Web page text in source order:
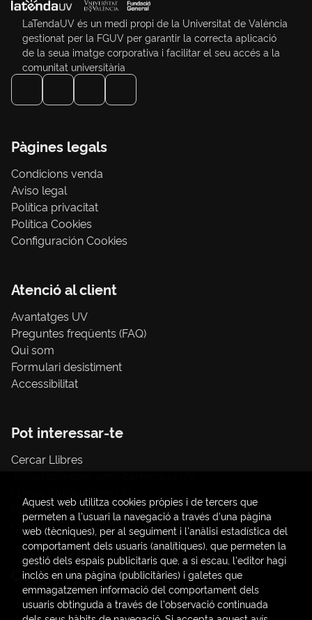
LaTendaUV és un medi propi de la Universitat de València
gestionat per la FGUV per garantir la correcta aplicació
de la seua imatge corporativa i facilitar el seu accés a la
comunitat universitària
Pàgines legals
Condicions venda
Aviso legal
Política privacitat
Política Cookies
Configuración Cookies
Atenció al client
Avantatges UV
Preguntes freqüents (FAQ)
Qui som
Formulari desistiment
Accessibilitat
Pot interessar-te
Cercar Llibres
Papereria / material d'oficina
Consum Sostenible
Contacte
C/ Amadeo de Saboya, 4
Aquest web utilitza cookies pròpies i de tercers que
permeten a l'usuari la navegació a través d'una pàgina
web (tècniques), per al seguiment i l'anàlisi estadística del
comportament dels usuaris (analítiques), que permeten la
gestió dels espais publicitaris que, a si escau, l'editor hagi
inclòs en una pàgina (publicitàries) i galetes que
emmagatzemen informació del comportament dels
usuaris obtinguda a través de l'observació continuada